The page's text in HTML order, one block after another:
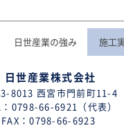
日世産業の強み 施工
日世産業株式会社
8013 西宮市門前町11-4
0798-66-6921（代表）
FAX：0798-66-6923